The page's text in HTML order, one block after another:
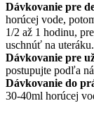
Dávkovanie pre
horúcej vode,
1/2 až 1 hodinu,
uschnúť na uteráku.
Dávkovanie pre
postupujte podľa
Dávkovanie do
30-40ml horúcej